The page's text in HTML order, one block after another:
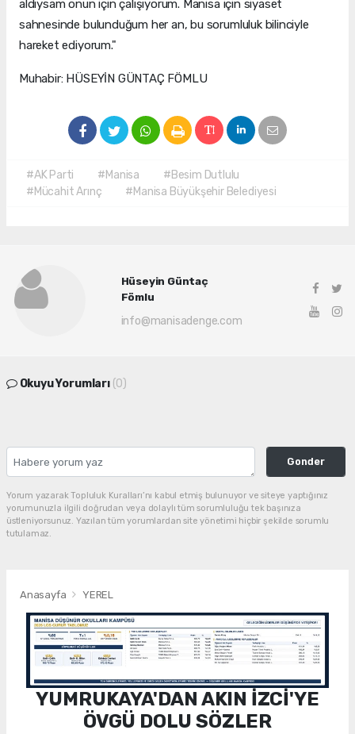
aldıysam onun için çalışıyorum. Manisa için siyaset
sahnesinde bulunduğum her an, bu sorumluluk bilinciyle
hareket ediyorum."
Muhabir: HÜSEYİN GÜNTAÇ FÖMLU
#AK Parti #Manisa
#Besim Dutlulu
#Mücahit Arınç
#Manisa Büyükşehir Belediyesi
Hüseyin Güntaç
Fömlu
info@manisadenge.com
Okuyu Yorumları (0)
Gonder
Yorum yazarak Topluluk Kuralları’nı kabul etmiş bulunuyor ve siteye yaptığınız
yorumunuzla ilgili doğrudan veya dolaylı tüm sorumluluğu tek başınıza
üstleniyorsunuz. Yazılan tüm yorumlardan site yönetimi hiçbir şekilde sorumlu
tutulamaz.
Anasayfa YEREL
YUMRUKAYA'DAN AKIN İZCİ'YE
ÖVGÜ DOLU SÖZLER